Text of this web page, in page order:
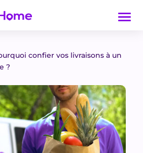
confier vos livraisons à un
?